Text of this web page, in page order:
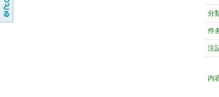
分
件
注
内